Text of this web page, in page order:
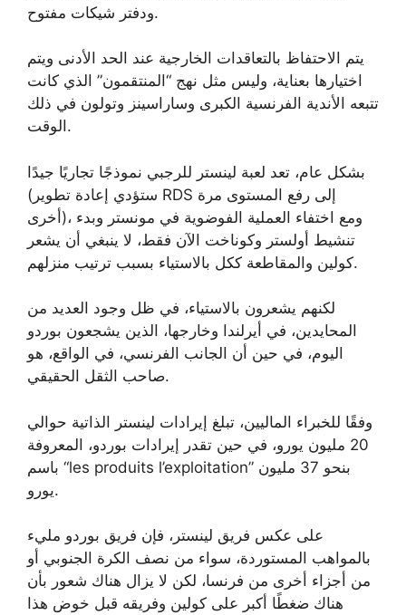
ودفتر شيكات مفتوح.
يتم الاحتفاظ بالتعاقدات الخارجية عند الحد الأدنى ويتم
اختيارها بعناية، وليس مثل نهج “المنتقمون” الذي كانت
تتبعه الأندية الفرنسية الكبرى وساراسينز وتولون في ذلك
الوقت.
بشكل عام، تعد لعبة لينستر للرجبي نموذجًا تجاريًا جيدًا
(ستؤدي إعادة تطوير RDS إلى رفع المستوى مرة
أخرى)، ومع اختفاء العملية الفوضوية في مونستر وبدء
تنشيط أولستر وكوناخت الآن فقط، لا ينبغي أن يشعر
كولين والمقاطعة ككل بالاستياء بسبب ترتيب منزلهم.
لكنهم يشعرون بالاستياء، في ظل وجود العديد من
المحايدين، في أيرلندا وخارجها، الذين يشجعون بوردو
اليوم، في حين أن الجانب الفرنسي، في الواقع، هو
صاحب الثقل الحقيقي.
وفقًا للخبراء الماليين، تبلغ إيرادات لينستر الذاتية حوالي
20 مليون يورو، في حين تقدر إيرادات بوردو، المعروفة
باسم “les produits l’exploitation” بنحو 37 مليون
يورو.
على عكس فريق لينستر، فإن فريق بوردو مليء
بالمواهب المستوردة، سواء من نصف الكرة الجنوبي أو
من أجزاء أخرى من فرنسا، لكن لا يزال هناك شعور بأن
هناك ضغطًا أكبر على كولين وفريقه قبل خوض هذا